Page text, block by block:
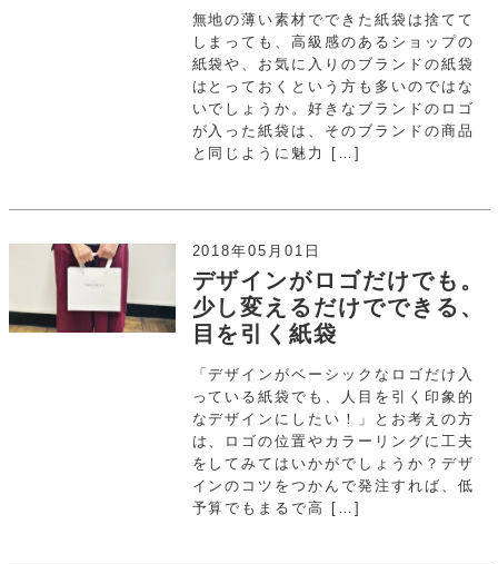
無地の薄い素材でできた紙袋は捨てて
しまっても、高級感のあるショップの
紙袋や、お気に入りのブランドの紙袋
はとっておくという方も多いのではな
いでしょうか。好きなブランドのロゴ
が入った紙袋は、そのブランドの商品
と同じように魅力 […]
デザインがロゴだけでも。
少し変えるだけでできる、
目を引く紙袋
2018年05月01日
「デザインがベーシックなロゴだけ入
っている紙袋でも、人目を引く印象的
なデザインにしたい！」とお考えの方
は、ロゴの位置やカラーリングに工夫
をしてみてはいかがでしょうか？デザ
インのコツをつかんで発注すれば、低
予算でもまるで高 […]